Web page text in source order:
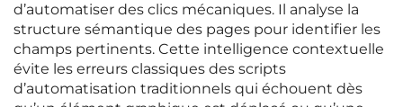
d’automatiser des clics mécaniques. Il analyse la
structure sémantique des pages pour identifier les
champs pertinents. Cette intelligence contextuelle
évite les erreurs classiques des scripts
d’automatisation traditionnels qui échouent dès